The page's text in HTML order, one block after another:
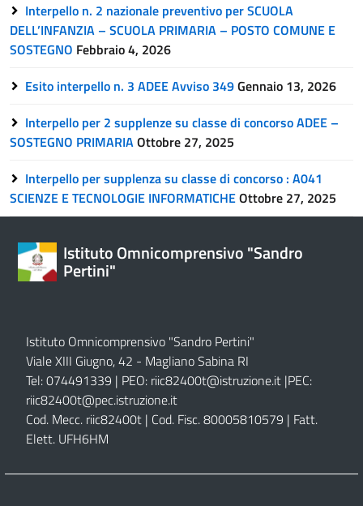
Interpello n. 2 nazionale preventivo per SCUOLA
DELL’INFANZIA – SCUOLA PRIMARIA – POSTO COMUNE E
SOSTEGNO Febbraio 4, 2026
Esito interpello n. 3 ADEE Avviso 349Gennaio 13, 2026
Interpello per 2 supplenze su classe di concorso ADEE –
SOSTEGNO PRIMARIAOttobre 27, 2025
Interpello per supplenza su classe di concorso : A041
SCIENZE E TECNOLOGIE INFORMATICHEOttobre 27, 2025
Istituto Omnicomprensivo "Sandro
Pertini"
Istituto Omnicomprensivo "Sandro Pertini"
Viale XIII Giugno, 42 - Magliano Sabina RI
Tel: 074491339 | PEO: riic82400t@istruzione.it |PEC:
riic82400t@pec.istruzione.it
Cod. Mecc. riic82400t | Cod. Fisc. 80005810579 | Fatt.
Elett. UFH6HM